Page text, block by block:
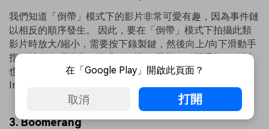
我們知道「倒帶」模式下的影片非常可愛有趣，因為事件鏈
以相反的順序發生。 因此，要在「倒帶」模式下拍攝此類
影片時放大/縮小，需要按下錄製鍵，然後向上/向下滑動手
指，就像在「正常」模式下一樣。 同樣，移開手指，錄影
也會停止。 掌握如何在「倒帶」模式下錄製時放大
Instagram 限時動態。
3. Boomerang
在「Google Play」開啟此頁面？
取消 打開